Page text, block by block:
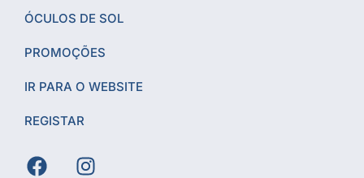
ÓCULOS DE SOL
PROMOÇÕES
IR PARA O WEBSITE
REGISTAR